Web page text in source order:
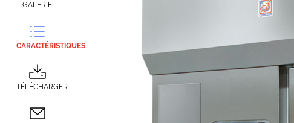
GALERIE
CARACTÉRISTIQUES
TÉLÉCHARGER